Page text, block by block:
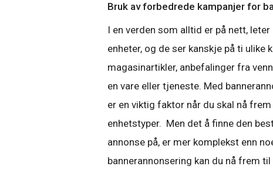
Bruk av forbedrede kampanjer for
I en verden som alltid er på nett,
enheter, og de ser kanskje på ti
magasinartikler, anbefalinger fra
en vare eller tjeneste. Med
er en viktig faktor når du skal nå
enhetstyper. Men det å finne den
annonse på, er mer komplekst enn
bannerannonsering kan du nå frem